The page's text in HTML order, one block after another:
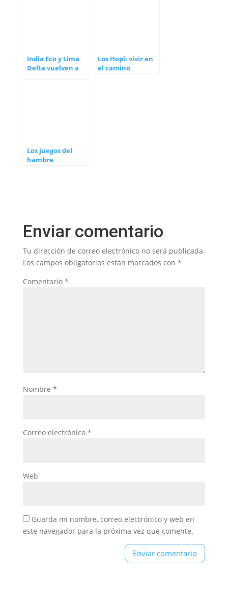
India Eco y Lima
Delta vuelven a
Los Hopi: vivir en
el camino
Los juegos del
hambre
Enviar comentario
Tu dirección de correo electrónico no será publicada.
Los campos obligatorios están marcados con *
Comentario *
Nombre *
Correo electrónico *
Web
Guarda mi nombre, correo electrónico y web en
este navegador para la próxima vez que comente.